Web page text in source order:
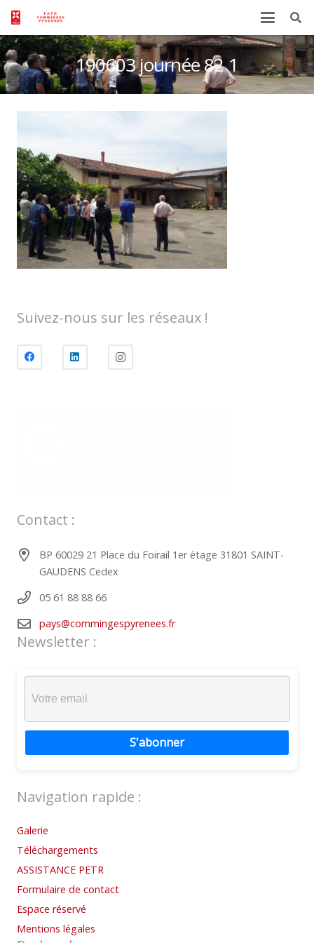
190603 journée 82 1
Suivez-nous sur les réseaux !
Contact :
BP 60029 21 Place du Foirail 1er étage 31801 SAINT-
GAUDENS Cedex
05 61 88 88 66
pays@commingespyrenees.fr
Newsletter :
S'abonner
Navigation rapide :
Galerie
Téléchargements
ASSISTANCE PETR
Formulaire de contact
Espace réservé
Mentions légales